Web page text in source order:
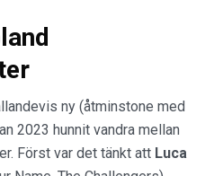
ny (åtminstone med
2023 hunnit vandra mellan
Först var det tänkt att Luca